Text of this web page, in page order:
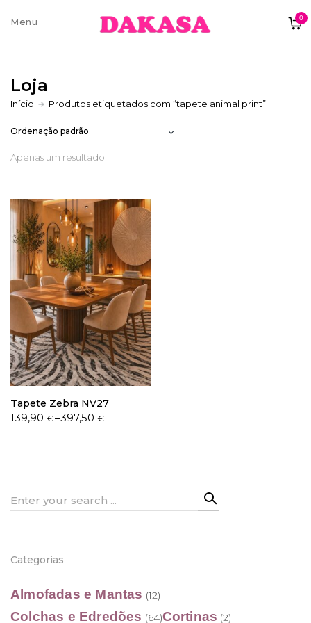
0
Sobre nós
Contatos e moradas
Trocas e Devoluções
Termos e condições
Política de Privacidade
Loja
Início Produtos etiquetados com “tapete animal print”
Apenas um resultado
Tapete Zebra NV27
139,90 €–397,50€
Price
Search
Categorias
Almofadas e Mantas (12)
Colchas e Edredões (64)Cortinas (2)